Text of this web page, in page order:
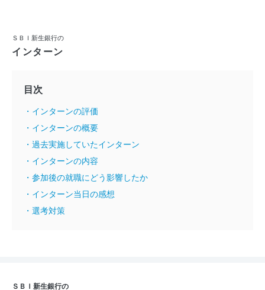
ＳＢＩ新生銀行の
インターン
目次
・インターンの評価
・インターンの概要
・過去実施していたインターン
・インターンの内容
・参加後の就職にどう影響したか
・インターン当日の感想
・選考対策
ＳＢＩ新生銀行の